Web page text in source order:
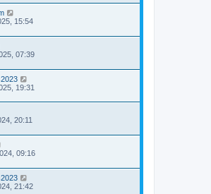
15:54
07:39
19:31
20:11
09:16
21:42